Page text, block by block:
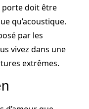
porte doit être
qu’acoustique.
par les
vivez dans une
extrêmes.